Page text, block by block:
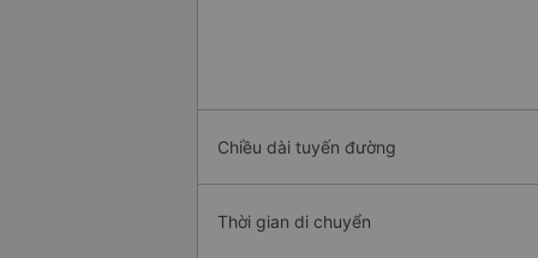
Chiều dài tuyến đường
Thời gian di chuyển